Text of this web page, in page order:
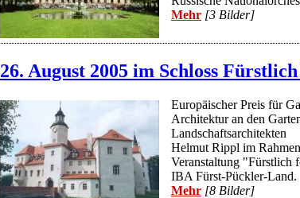
Mehr [3 Bilder]
26. August 2005 im Schloss
Europäischer Preis für
Architektur an den
Landschaftsarchitekten
Helmut Rippl im
Veranstaltung "Fürstlich
IBA Fürst-Pückler-Land.
Mehr [8 Bilder]